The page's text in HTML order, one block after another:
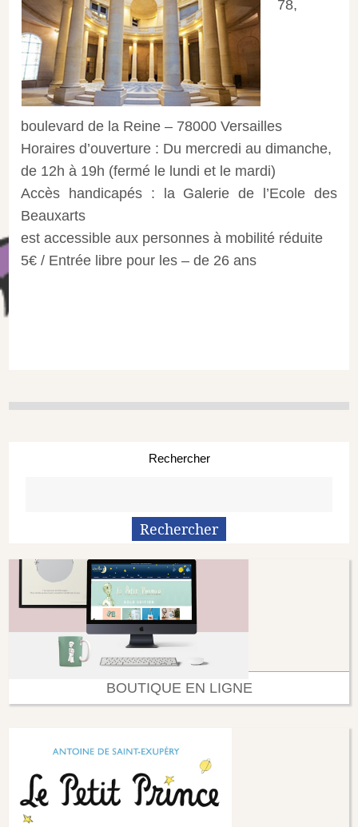
78,
boulevard de la Reine – 78000 Versailles
Horaires d’ouverture : Du mercredi au dimanche,
de 12h à 19h (fermé le lundi et le mardi)
Accès handicapés : la Galerie de l’Ecole des
Beauxarts
est accessible aux personnes à mobilité réduite
5€ / Entrée libre pour les – de 26 ans
Rechercher
BOUTIQUE EN LIGNE